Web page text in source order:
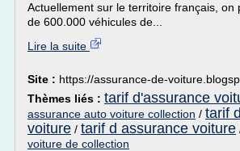
Actuellement sur le territoire français, on
de 600.000 véhicules de...
Lire la suite
Site : https://assurance-de-
Thèmes liés : tarif d'assurance
assurance auto voiture collection / tarif
voiture / tarif d assurance voiture
voiture de collection